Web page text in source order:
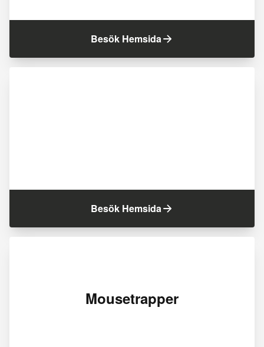
Besök Hemsida
Besök Hemsida
Mousetrapper